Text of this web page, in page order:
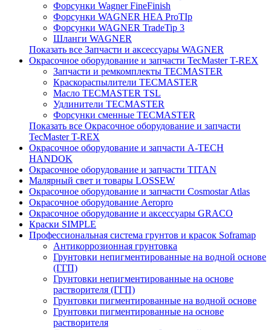
Форсунки Wagner FineFinish
Форсунки WAGNER HEA ProTIp
Форсунки WAGNER TradeTip 3
Шланги WAGNER
Показать все Запчасти и аксессуары WAGNER
Окрасочное оборудование и запчасти TecMaster T-REX
Запчасти и ремкомплекты TECMASTER
Краскораспылители TECMASTER
Масло TECMASTER TSL
Удлинители TECMASTER
Форсунки сменные TECMASTER
Показать все Окрасочное оборудование и запчасти
TecMaster T-REX
Окрасочное оборудование и запчасти A-TECH
HANDOK
Окрасочное оборудование и запчасти TITAN
Малярный свет и товары LOSSEW
Окрасочное оборудование и запчасти Cosmostar Atlas
Окрасочное оборудование Aeropro
Окрасочное оборудование и аксессуары GRACO
Краски SIMPLE
Профессиональная система грунтов и красок Soframap
Антикоррозионная грунтовка
Грунтовки непигментированные на водной основе
(ГГП)
Грунтовки непигментированные на основе
растворителя (ГГП)
Грунтовки пигментированные на водной основе
Грунтовки пигментированные на основе
растворителя